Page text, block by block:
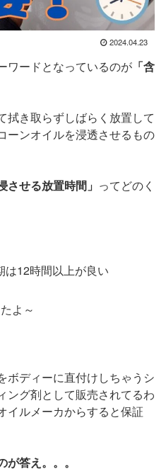
2024.04.23
ワードとなっているのが 「含
拭き取らずしばらく放置して
ーンオイルを浸透させるもの
させる放置時間」 ってどのく
は12時間以上が良い
よ～
ボディーに直付けしちゃうシ
ング剤として販売されてるわ
イルメーカからすると保証
が答え。。。